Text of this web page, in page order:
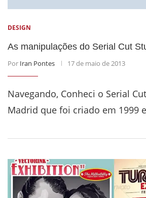
DESIGN
As manipulações do Serial Cut
Por Iran Pontes 17 de maio de 2013
Navegando, Conheci o Serial
Madrid que foi criado em 1999